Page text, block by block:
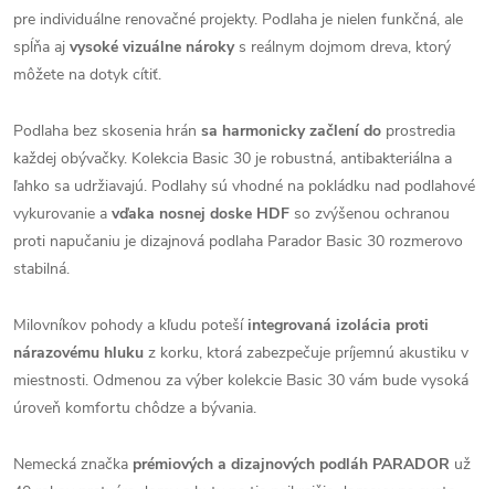
pre individuálne renovačné projekty. Podlaha je nielen funkčná, ale
spĺňa aj vysoké vizuálne nárokys reálnym dojmom dreva, ktorý
môžete na dotyk cítiť.
Podlaha bez skosenia hrán sa harmonicky začlení do prostredia
každej obývačky. Kolekcia Basic 30 je robustná, antibakteriálna a
ľahko sa udržiavajú. Podlahy sú vhodné na pokládku nad podlahové
vykurovanie a vďaka nosnej doske HDF so zvýšenou ochranou
proti napučaniu je dizajnová podlaha Parador Basic 30 rozmerovo
stabilná.
Milovníkov pohody a kľudu potešíintegrovaná izolácia proti
nárazovému hluku z korku, ktorá zabezpečuje príjemnú akustiku v
miestnosti. Odmenou za výber kolekcie Basic 30 vám bude vysoká
úroveň komfortu chôdze a bývania.
Nemecká značka prémiových a dizajnových podláh PARADOR už